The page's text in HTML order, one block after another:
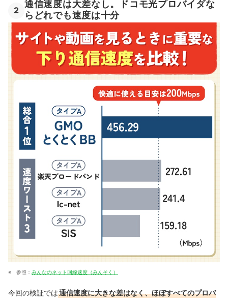
2
通信速度は大差なし。ドコモ光プロバイダな
らどれでも速度は十分
参照： みんなのネット回線速度（みんそく）
今回の検証では通信速度に大きな差はなく、ほぼすべてのプロバ